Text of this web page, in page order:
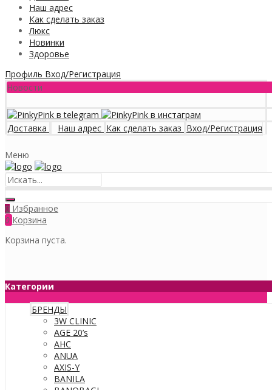
Наш адрес
Как сделать заказ
Люкс
Новинки
Здоровье
Профиль Вход/Регистрация
Новости
Доставка Наш адрес Как сделать заказ Вход/Регистрация
Меню
0 Избранное
0 Корзина
Корзина пуста.
Категории
БРЕНДЫ
3W CLINIC
AGE 20’s
AHC
ANUA
AXIS-Y
BANILA